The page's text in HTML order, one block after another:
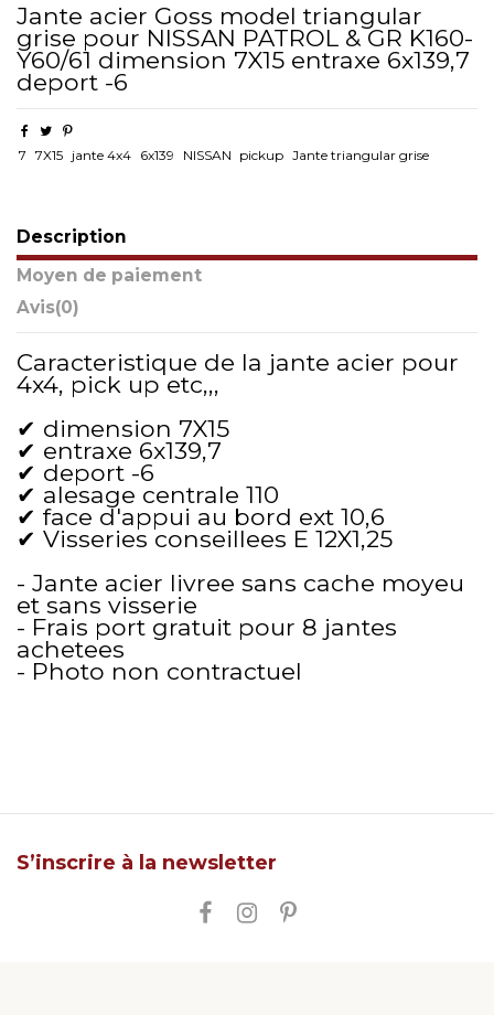
Jante acier Goss model triangular
grise pour NISSAN PATROL & GR K160-
Y60/61 dimension 7X15 entraxe 6x139,7
deport -6
7 7X15 jante 4x4 6x139 NISSAN pickup Jante triangular grise
Description
Moyen de paiement
Avis(0)
Caracteristique de la jante acier pour
4x4, pick up etc,,,
✔ dimension 7X15
✔ entraxe 6x139,7
✔ deport -6
✔ alesage centrale 110
✔ face d'appui au bord ext 10,6
✔ Visseries conseillees E 12X1,25
- Jante acier livree sans cache moyeu
et sans visserie
- Frais port gratuit pour 8 jantes
achetees
- Photo non contractuel
S’inscrire à la newsletter